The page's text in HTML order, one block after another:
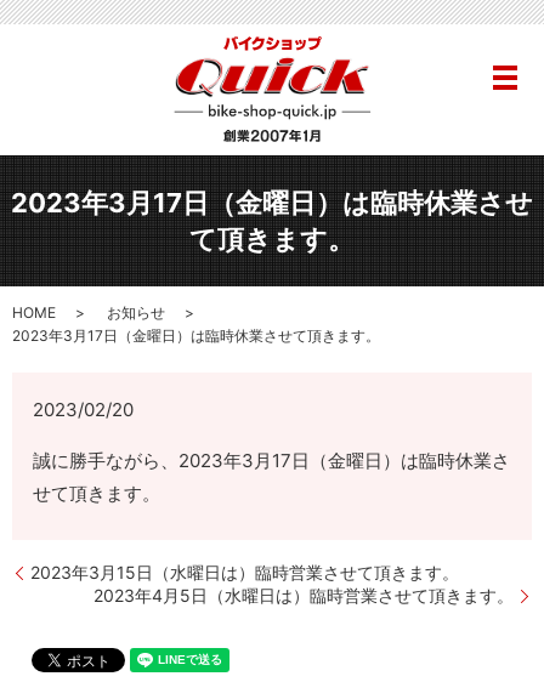
メ
2023年3月17日（金曜日）は臨時休業させ
て頂きます。
HOME
お知らせ
2023年3月17日（金曜日）は臨時休業させて頂きます。
2023/02/20
誠に勝手ながら、2023年3月17日（金曜日）は臨時休業さ
せて頂きます。
2023年3月15日（水曜日は）臨時営業させて頂きます。
2023年4月5日（水曜日は）臨時営業させて頂きます。